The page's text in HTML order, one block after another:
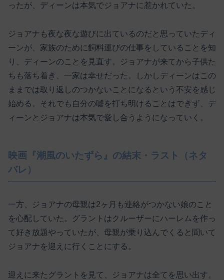
ったが、ディーンは本気でジョアナに惹かれていた。
ジョアナも夜な夜な遊びに出ているのだと思っていたディ
ーンが、家族のために飼料運びの仕事をしていることを知
り、ディーンのことを見直す。ジョアナが来てから子供た
ちも落ち着き、一家は幸せだった。しかしディーンはこの
ままでは取り返しのつかないことになるという不安を感じ
始める。それでも自分の嘘を打ち明けることはできず、デ
ィーンとジョアナは本気で愛し合うようになっていく。
映画『潮風のいたずら』の結末・ラスト（ネタ
バレ）
一方、ジョアナの母親は2ヶ月も連絡がつかない娘のこと
を心配していた。グラントはクルーザーにハーレムを作っ
て好き放題やっていたが、母親が乗り込んでくると聞いて
ジョアナを迎えに行くことにする。
迎えに来たグラントを見て、ジョアナは全てを思い出す。